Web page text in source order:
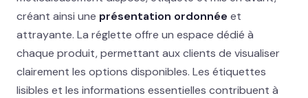
créant ainsi une présentation ordonnée et
attrayante. La réglette offre un espace dédié à
chaque produit, permettant aux clients de visualiser
clairement les options disponibles. Les étiquettes
lisibles et les informations essentielles contribuent à